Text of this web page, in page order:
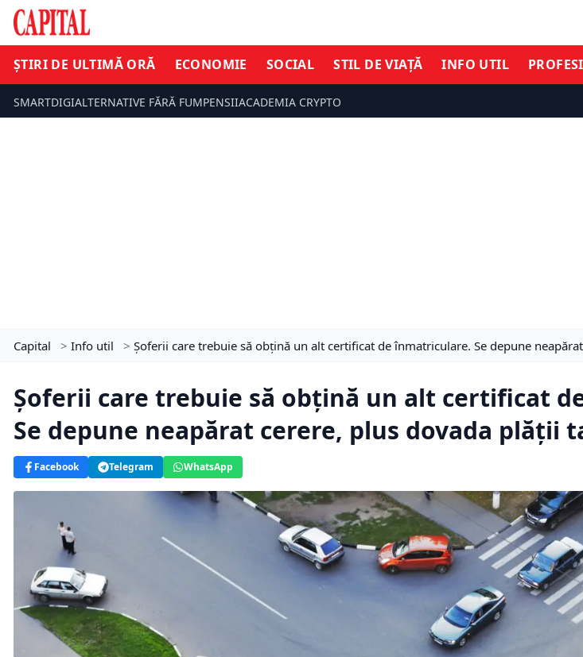
ȘTIRI DE ULTIMĂ ORĂ ECONOMIE SOCIAL STIL DE VIAȚĂ INFO UTIL
SMARTDIGIALTERNATIVE FĂRĂ FUMPENSIIACADEMIA CRYPTO
Capital > Info util > Șoferii care trebuie să obțină un alt certificat de înmatriculare. Se depune
Șoferii care trebuie să obțină un alt certificat
Se depune neapărat cerere, plus dovada plății
Facebook Telegram WhatsApp